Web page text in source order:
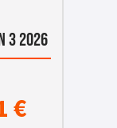
3 2026
€